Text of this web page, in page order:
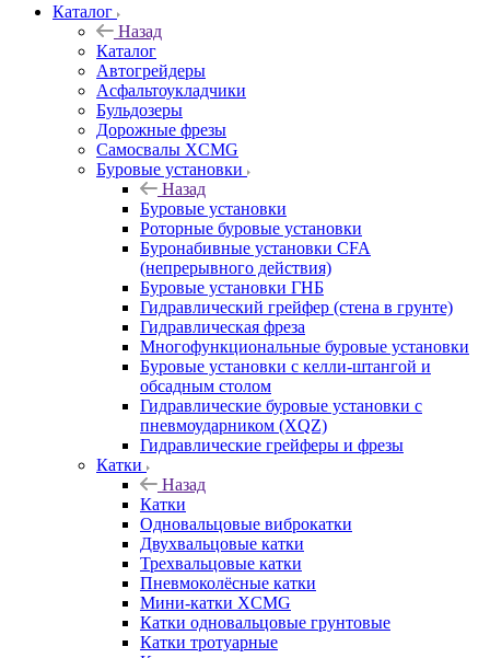
Каталог
Назад
Каталог
Автогрейдеры
Асфальтоукладчики
Бульдозеры
Дорожные фрезы
Самосвалы XCMG
Буровые установки
Назад
Буровые установки
Роторные буровые установки
Буронабивные установки CFA
(непрерывного действия)
Буровые установки ГНБ
Гидравлический грейфер (стена в грунте)
Гидравлическая фреза
Многофункциональные буровые установки
Буровые установки с келли-штангой и
обсадным столом
Гидравлические буровые установки с
пневмоударником (XQZ)
Гидравлические грейферы и фрезы
Катки
Назад
Катки
Одновальцовые виброкатки
Двухвальцовые катки
Трехвальцовые катки
Пневмоколёсные катки
Мини-катки XCMG
Катки одновальцовые грунтовые
Катки тротуарные